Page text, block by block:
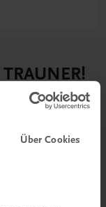
Über Cookies
mit
eines verbindet: